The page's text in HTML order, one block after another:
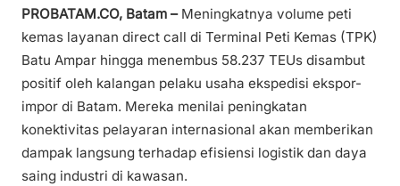
PROBATAM.CO, Batam –Meningkatnya volume peti
kemas layanan direct call di Terminal Peti Kemas (TPK)
Batu Ampar hingga menembus 58.237 TEUs disambut
positif oleh kalangan pelaku usaha ekspedisi ekspor-
impor di Batam. Mereka menilai peningkatan
konektivitas pelayaran internasional akan memberikan
dampak langsung terhadap efisiensi logistik dan daya
saing industri di kawasan.